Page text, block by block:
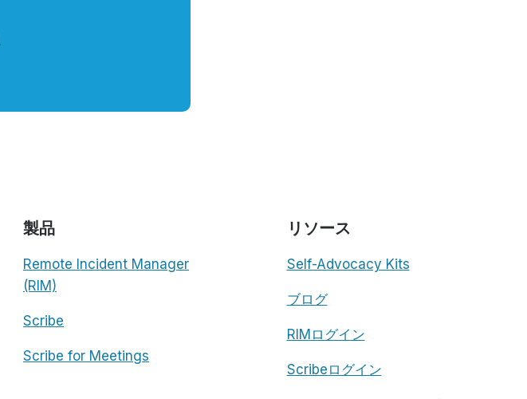
製品
Remote Incident Manager
(RIM)
Scribe
Scribe for Meetings
リソース
Self-Advocacy Kits
ブログ
RIMログイン
Scribeログイン